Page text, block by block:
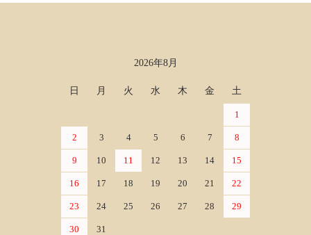
2026年8月
日 月 火 水 木 金 土
1
2 3 4 5 6 7 8
9 10 11 12 13 14 15
16 17 18 19 20 21 22
23 24 25 26 27 28 29
30 31